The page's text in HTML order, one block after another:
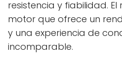
resistencia y fiabilidad. El
motor que ofrece un
y una experiencia de
incomparable.